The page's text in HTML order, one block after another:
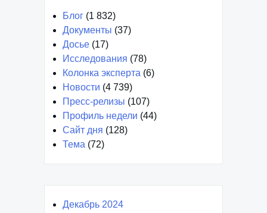
Блог (1 832)
Документы (37)
Досье (17)
Исследования (78)
Колонка эксперта (6)
Новости (4 739)
Пресс-релизы (107)
Профиль недели (44)
Сайт дня (128)
Тема (72)
Декабрь 2024